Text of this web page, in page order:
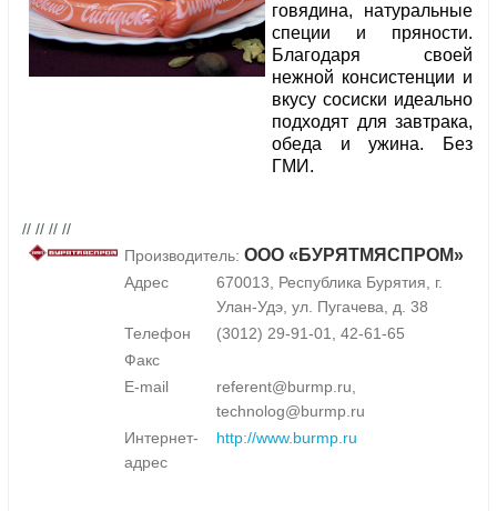
говядина, натуральные
специи и пряности.
Благодаря своей
нежной консистенции и
вкусу сосиски идеально
подходят для завтрака,
обеда и ужина. Без
ГМИ.
// // // //
Производитель: ООО «БУРЯТМЯСПРОМ»
Адрес
670013, Республика Бурятия, г.
Улан-Удэ, ул. Пугачева, д. 38
Телефон
(3012) 29-91-01, 42-61-65
Факс
E-mail
referent@burmp.ru,
technolog@burmp.ru
Интернет-
адрес
http://www.burmp.ru